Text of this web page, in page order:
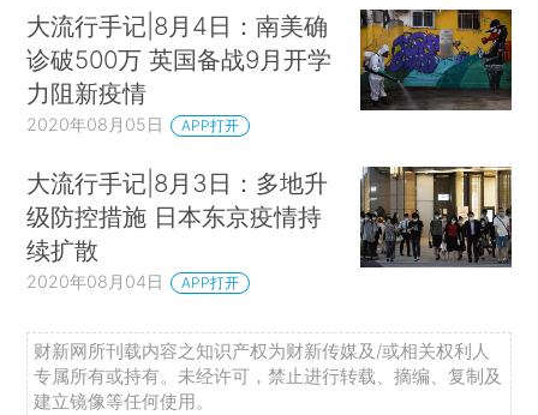
大流行手记|8月4日：南美确
诊破500万 英国备战9月开学
力阻新疫情
2020年08月05日 APP打开
大流行手记|8月3日：多地升
级防控措施 日本东京疫情持
续扩散
2020年08月04日 APP打开
财新网所刊载内容之知识产权为财新传媒及/或相关权利人
专属所有或持有。未经许可，禁止进行转载、摘编、复制及
建立镜像等任何使用。